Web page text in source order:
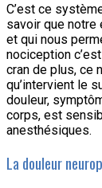
C’est ce
savoir que notre
et qui nous
nociception
cran de plus, ce
qu’intervient le
douleur,
corps, est
anesthésiques.
La douleur